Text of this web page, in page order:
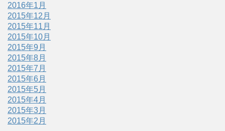
2016年1月
2015年12月
2015年11月
2015年10月
2015年9月
2015年8月
2015年7月
2015年6月
2015年5月
2015年4月
2015年3月
2015年2月